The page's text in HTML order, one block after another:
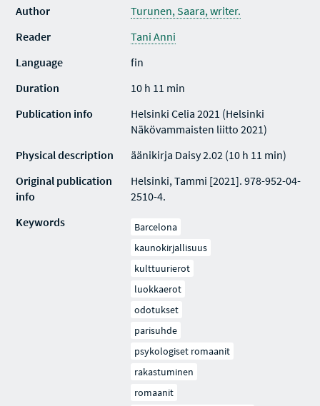
Author
Turunen, Saara, writer.
Reader
Tani Anni
Language
fin
Duration
10 h 11 min
Publication info
Helsinki Celia 2021 (Helsinki
Näkövammaisten liitto 2021)
Physical description
äänikirja Daisy 2.02 (10 h 11 min)
Original publication
info
Helsinki, Tammi [2021]. 978-952-04-
2510-4.
Keywords
Barcelona
kaunokirjallisuus
kulttuurierot
luokkaerot
odotukset
parisuhde
psykologiset romaanit
rakastuminen
romaanit